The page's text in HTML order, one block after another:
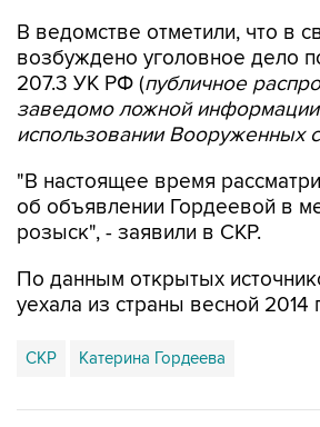
В ведомстве отметили, что в
возбуждено уголовное дело
207.3 УК РФ (публичное
заведомо ложной
использовании Вооруженных
"В настоящее время
об объявлении Гордеевой в
розыск", - заявили в СКР.
По данным открытых
уехала из страны весной 2014
СКР Катерина Гордеева